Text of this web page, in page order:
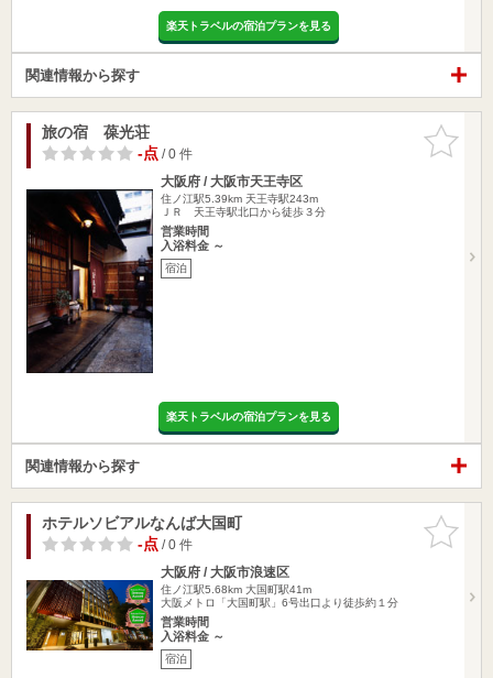
楽天トラベルの宿泊プランを見る
関連情報から探す
お気に入
りに追加
旅の宿 葆光荘
-点/ 0 件
大阪府 / 大阪市天王寺区
住ノ江駅5.39km 天王寺駅243m
ＪＲ 天王寺駅北口から徒歩３分
営業時間
入浴料金 ～
宿泊
楽天トラベルの宿泊プランを見る
関連情報から探す
お気に入
りに追加
ホテルソビアルなんば大国町
-点/ 0 件
大阪府 / 大阪市浪速区
住ノ江駅5.68km 大国町駅41m
大阪メトロ「大国町駅」6号出口より徒歩約１分
営業時間
入浴料金 ～
宿泊